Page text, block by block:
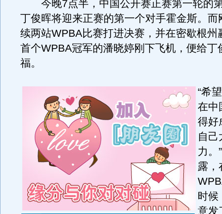
今晚7点半，中国公开赛正赛第一轮的
丁俊晖将迎来正赛的第一个对手霍金斯。而
续两站WPBA比赛打进决赛，并在密歇根州
首个WPBA冠军的潘晓婷刚下飞机，便给丁
福。
“希
在中
得好
自己
力。
露，
时候
意发